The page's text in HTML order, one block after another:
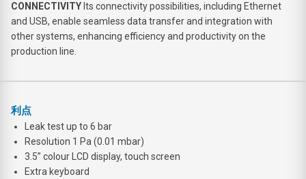
CONNECTIVITY Its connectivity possibilities, including Ethernet
and USB, enable seamless data transfer and integration with
other systems, enhancing efficiency and productivity on the
production line.
利点
Leak test up to 6 bar
Resolution 1 Pa (0.01 mbar)
3.5” colour LCD display, touch screen
Extra keyboard